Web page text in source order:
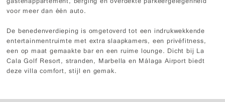
voor meer dan één auto.
De benedenverdieping is omgetoverd tot een indrukwekkende
entertainmentruimte met extra slaapkamers, een privéfitness,
een op maat gemaakte bar en een ruime lounge. Dicht bij La
Cala Golf Resort, stranden, Marbella en Málaga Airport biedt
deze villa comfort, stijl en gemak.